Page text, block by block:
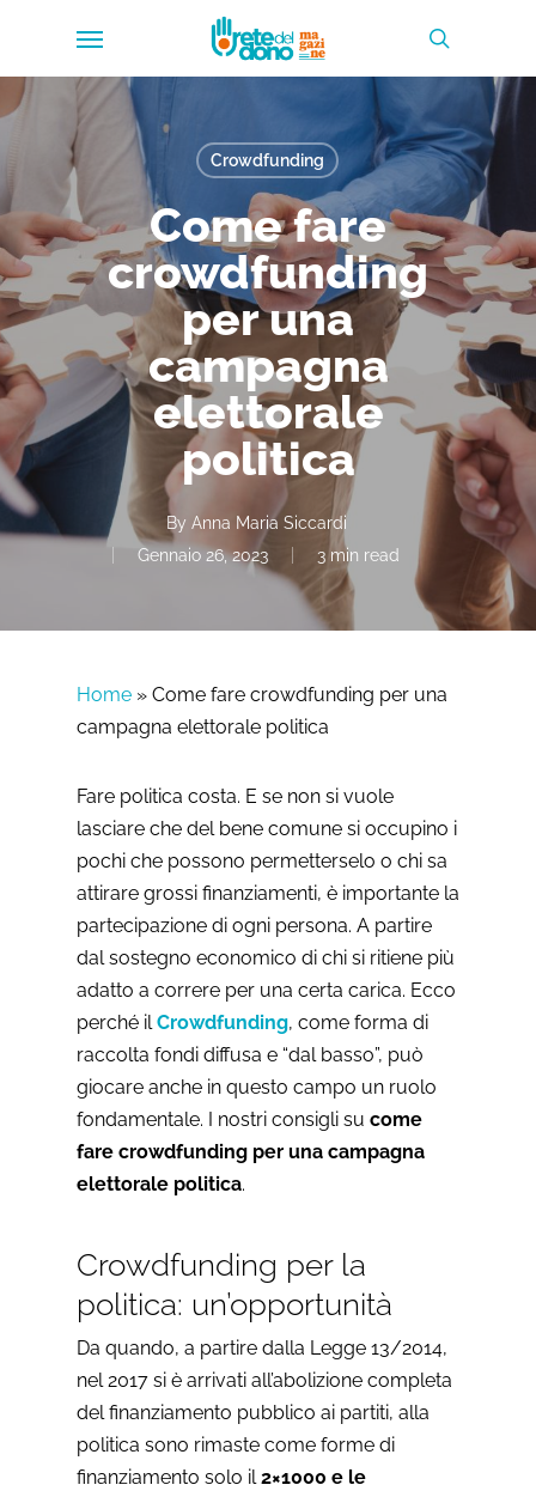
main
content
search
Crowdfunding
Come fare
crowdfunding
per una
campagna
elettorale
politica
By Anna Maria Siccardi
Gennaio 26, 2023
3 min read
Home » Come fare crowdfunding per una
campagna elettorale politica
Fare politica costa. E se non si vuole
lasciare che del bene comune si occupino i
pochi che possono permetterselo o chi sa
attirare grossi finanziamenti, è importante la
partecipazione di ogni persona. A partire
dal sostegno economico di chi si ritiene più
adatto a correre per una certa carica. Ecco
perché ilCrowdfunding, come forma di
raccolta fondi diffusa e “dal basso”, può
giocare anche in questo campo un ruolo
fondamentale. I nostri consigli su come
fare crowdfunding per una campagna
elettorale politica.
Crowdfunding per la
politica: un’opportunità
Da quando, a partire dalla Legge 13/2014,
nel 2017 si è arrivati all’abolizione completa
del finanziamento pubblico ai partiti, alla
politica sono rimaste come forme di
finanziamento solo il2×1000 e le